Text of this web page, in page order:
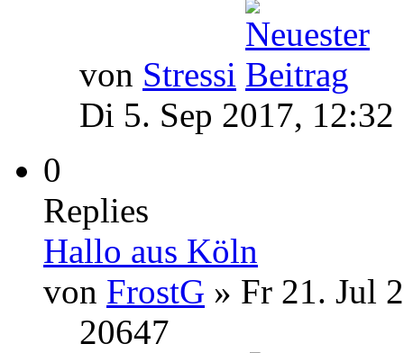
von Stressi
Di 5. Sep 2017, 12:32
0
Replies
Hallo aus Köln
von FrostG » Fr 21. Jul
20647